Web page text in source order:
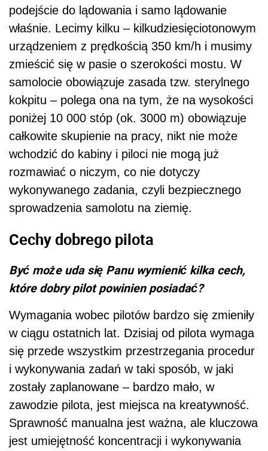
podejście do lądowania i samo lądowanie
właśnie. Lecimy kilku – kilkudziesięciotonowym
urządzeniem z prędkością 350 km/h i musimy
zmieścić się w pasie o szerokości mostu. W
samolocie obowiązuje zasada tzw. sterylnego
kokpitu – polega ona na tym, że na wysokości
poniżej 10 000 stóp (ok. 3000 m) obowiązuje
całkowite skupienie na pracy, nikt nie może
wchodzić do kabiny i piloci nie mogą już
rozmawiać o niczym, co nie dotyczy
wykonywanego zadania, czyli bezpiecznego
sprowadzenia samolotu na ziemię.
Cechy dobrego pilota
Być może uda się Panu wymienić kilka cech,
które dobry pilot powinien posiadać?
Wymagania wobec pilotów bardzo się zmieniły
w ciągu ostatnich lat. Dzisiaj od pilota wymaga
się przede wszystkim przestrzegania procedur
i wykonywania zadań w taki sposób, w jaki
zostały zaplanowane – bardzo mało, w
zawodzie pilota, jest miejsca na kreatywność.
Sprawność manualna jest ważna, ale kluczowa
jest umiejętność koncentracji i wykonywania